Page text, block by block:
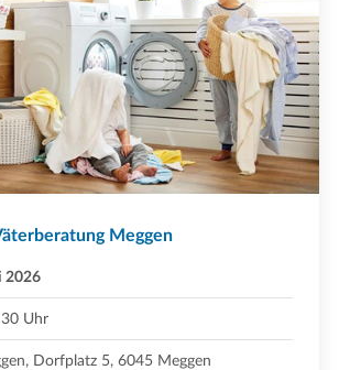
Meggen
2026
Uhr
Dorfplatz 5, 6045 Meggen